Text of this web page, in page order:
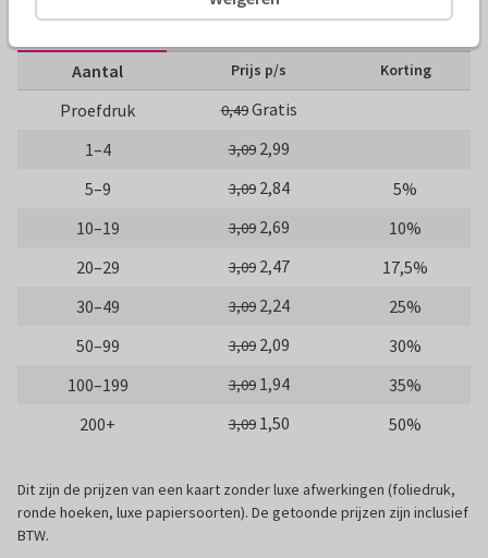
10 x 15 cm 15 x 21 cm 21 x 30 cm
Aantal Prijs p/s Korting
Proefdruk 0,49Gratis
1–4
3,09 2,99
5–9
3,09 2,84
5%
10–19
3,09 2,69
10%
20–29
3,09 2,47
17,5%
30–49
3,09 2,24
25%
50–99
3,09 2,09
30%
100–199
3,09 1,94
35%
200+
3,09 1,50 50%
Dit zijn de prijzen van een kaart zonder luxe afwerkingen (foliedruk,
ronde hoeken, luxe papiersoorten). De getoonde prijzen zijn inclusief
BTW.